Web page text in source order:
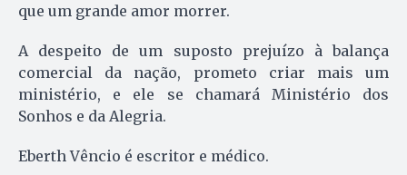
que um grande amor morrer.
A despeito de um suposto prejuízo à balança
comercial da nação, prometo criar mais um
ministério, e ele se chamará Ministério dos
Sonhos e da Alegria.
Eberth Vêncio é escritor e médico.